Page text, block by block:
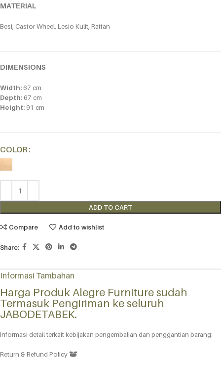
MATERIAL
Besi, Castor Wheel, Lesio Kulit, Rattan
DIMENSIONS
Width:67 cm
Depth:67 cm
Height: 91 cm
COLOR
ADD TO CART
Alternative:
Compare Add to wishlist
Share:
Informasi Tambahan
Harga Produk Alegre Furniture sudah
Termasuk Pengiriman ke seluruh
JABODETABEK.
Informasi detail terkait kebijakan pengembalian dan penggantian barang:
Return & Refund Policy